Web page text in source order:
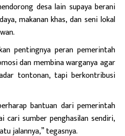
desa lain supaya berani
makanan khas, dan seni lokal
pentingnya peran pemerintah
dan membina warganya agar
tontonan, tapi berkontribusi
bantuan dari pemerintah
cari sumber penghasilan sendiri,
jalannya,” tegasnya.